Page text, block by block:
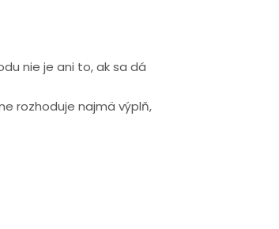
nie je ani to, ak sa dá
rozhoduje najmä výplň,